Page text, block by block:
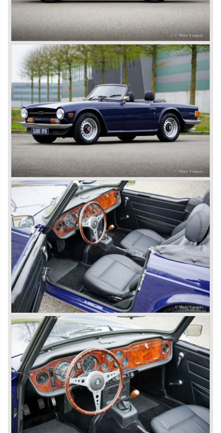
ook vergroot tot 2000 cc. waardoor de Triumph Roadster
In 1948 deed Jaguar de autowereld versteld staan met de
fraai gelijnde Jaguar XK 120. De XK 120 haalde een
topsnelheid van 190 km/u, had een moderne lijnvoering en
was bovenal betaalbaar in vergelijking met exoten als
Ferrari en Aston Martin. John Black besloot dat het tijd
werd ook met de Triumph sportwagens een andere weg te
gaan volgen. In de naoorlogse jaren was Amerika een
afzetmarkt van grote betekenis geworden, MG deed er
goede zaken. Black besloot de nieuw te bouwen Triumph
sportauto tussen MG en Jaguar te positioneren. Aldus
geschiedde; In 1952 presenteerde Triumph een prototype,
de 20 TS die later TR 1 genoemd zou worden. De 20TS/
TR 1 kwam niet in productie zoals gepresenteerd.
Na verdere ontwikkeling kwam de Triumph TR 2 op de
markt in 1953. De TR 2 was een no-nonsense sportauto
met een topsnelheid van 160 km/u., robuust en zeer
karakteristiek vormgegeven. Het model was een schot in
de roos en weldra begon de verkoop in Europa en in
Amerika op gang te komen. Vanaf het begin verschenen
er elke twee jaar verbeterde versies die uiterlijk en
technisch telkens kleine wijzigingen lieten zien.
In 1955 verscheen de Triumph TR 3 op de markt, de
eerste productie-auto met standaard schijfremmen op de
voorwielen, en een aangepaste grille. In 1957 verscheen
de TR3a op de markt, wederom was de grille gewijzigd
(nu over de gehele wagenbreedte), de koplampen waren
iets naar achteren geplaatst en de auto werd voorzien van
deurgrepen. Een korte periode daarna verscheen de TR
3b met een vergrote cilinderinhoud. De TR 3 was een
groot verkoopsucces voor Triumph.
De Italiaanse vormgever Michelotti werd eind jaren vijftig
aangetrokken om een gezinsauto voor Triumph te
tekenen, de Herald. In deze periode kreeg de raad van
commissarissen genoeg van het eigenzinnige,
onvoorspelbare, gedrag van John Black en onthief hem uit
zijn functie. John Black werd opgevolgd door zijn assistent
Allick Dick. Dick was ervan overtuigd dat Triumph een
sterke partner nodig had om op termijn te overleven... Er
volgden gesprekken met Leyland Truck & Bus company
en in 1961 ging Triumph deel uitmaken van Leyland Motor
Corporation*. De nieuwe technisch directeur Harry
Webster was zeer onder de indruk van de ontwerpen van
Michelotti. Webster gaf Michelotti opdracht een opvolger
voor de TR 3 te ontwerpen en tevens een kleinere,
goedkopere, sportwagen te ontwerpen om MG het hoofd
te kunnen bieden. De MG tegenhanger verscheen in 1962
in de vorm van de Triumph Spitfire en de volgende loot
aan de TR stamboom werd de Triumph TR 4.